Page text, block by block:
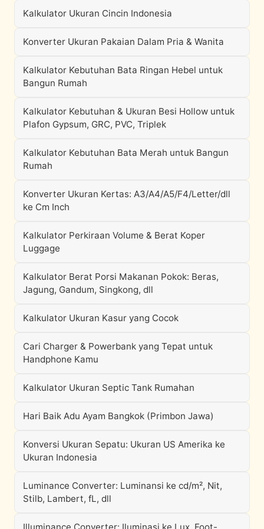
Kalkulator Ukuran Cincin Indonesia
Konverter Ukuran Pakaian Dalam Pria & Wanita
Kalkulator Kebutuhan Bata Ringan Hebel untuk
Bangun Rumah
Kalkulator Kebutuhan & Ukuran Besi Hollow untuk
Plafon Gypsum, GRC, PVC, Triplek
Kalkulator Kebutuhan Bata Merah untuk Bangun
Rumah
Konverter Ukuran Kertas: A3/A4/A5/F4/Letter/dll
ke Cm Inch
Kalkulator Perkiraan Volume & Berat Koper
Luggage
Kalkulator Berat Porsi Makanan Pokok: Beras,
Jagung, Gandum, Singkong, dll
Kalkulator Ukuran Kasur yang Cocok
Cari Charger & Powerbank yang Tepat untuk
Handphone Kamu
Kalkulator Ukuran Septic Tank Rumahan
Hari Baik Adu Ayam Bangkok (Primbon Jawa)
Konversi Ukuran Sepatu: Ukuran US Amerika ke
Ukuran Indonesia
Luminance Converter: Luminansi ke cd/m², Nit,
Stilb, Lambert, fL, dll